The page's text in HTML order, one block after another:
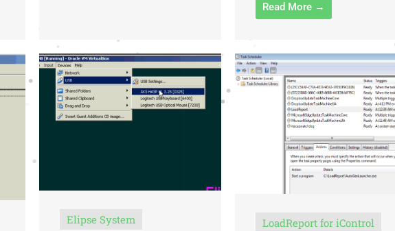
Read More →
Elipse System LoadReport for iControl